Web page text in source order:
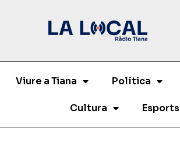
Viure a Tiana Política
Cultura Esports